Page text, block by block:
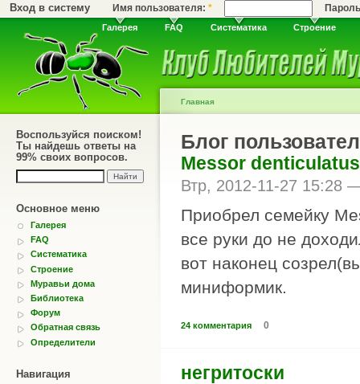
Вход в систему Имя пользователя:*
Галерея FAQ Систематика Строение
Воспользуйся поиском!
Ты найдешь ответы на
99% своих вопросов.
Основное меню
Галерея
FAQ
Систематика
Строение
Муравьи дома
Библиотека
Форум
Обратная связь
Определители
Навигация
Главная
Блог
Messor
Втр, 2012-11-27 15:28
Приобрел семейку
все руки до не
вот наконец
миниформик.
24 комментария 0
негритоски